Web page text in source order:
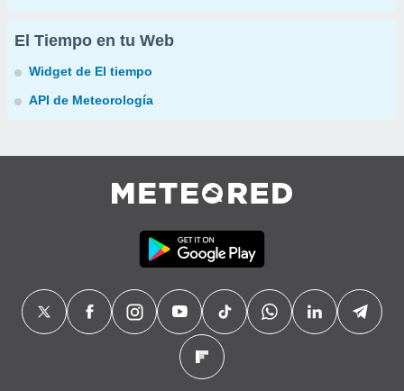
El Tiempo en tu Web
Widget de El tiempo
API de Meteorología